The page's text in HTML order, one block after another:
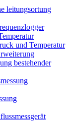
leitungsortung
und Temperatur
bestehender